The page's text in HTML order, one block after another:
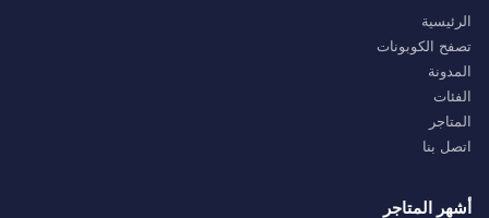
الرئيسية
تصفح الكوبونات
المدونة
الفئات
المتاجر
اتصل بنا
أشهر المتاجر